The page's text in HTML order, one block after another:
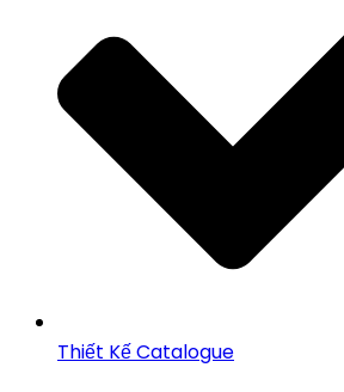
Thiết Kế Catalogue